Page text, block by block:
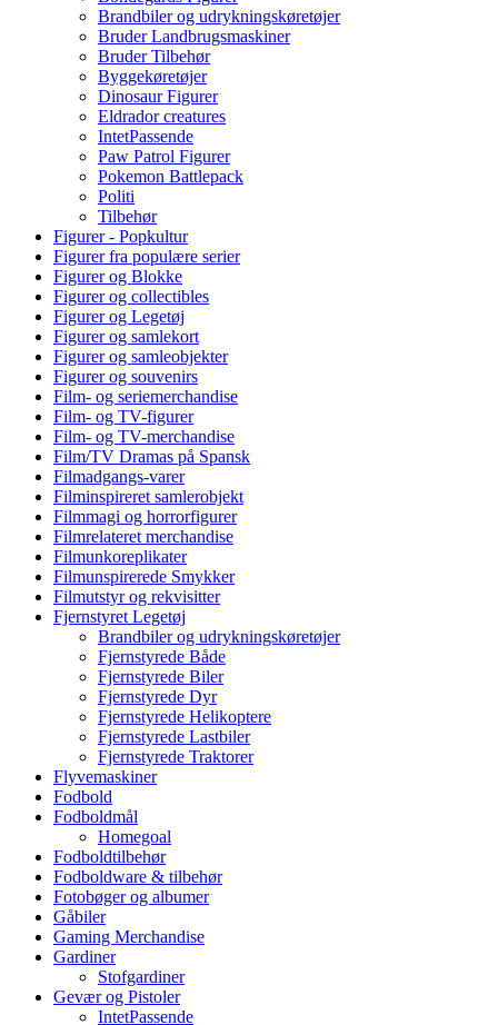
Brandbiler og udrykningskøretøjer
Bruder Landbrugsmaskiner
Bruder Tilbehør
Byggekøretøjer
Dinosaur Figurer
Eldrador creatures
IntetPassende
Paw Patrol Figurer
Pokemon Battlepack
Politi
Tilbehør
Figurer - Popkultur
Figurer fra populære serier
Figurer og Blokke
Figurer og collectibles
Figurer og Legetøj
Figurer og samlekort
Figurer og samleobjekter
Figurer og souvenirs
Film- og seriemerchandise
Film- og TV-figurer
Film- og TV-merchandise
Film/TV Dramas på Spansk
Filmadgangs-varer
Filminspireret samlerobjekt
Filmmagi og horrorfigurer
Filmrelateret merchandise
Filmunkoreplikater
Filmunspirerede Smykker
Filmutstyr og rekvisitter
Fjernstyret Legetøj
Brandbiler og udrykningskøretøjer
Fjernstyrede Både
Fjernstyrede Biler
Fjernstyrede Dyr
Fjernstyrede Helikoptere
Fjernstyrede Lastbiler
Fjernstyrede Traktorer
Flyvemaskiner
Fodbold
Fodboldmål
Homegoal
Fodboldtilbehør
Fodboldware & tilbehør
Fotobøger og albumer
Gåbiler
Gaming Merchandise
Gardiner
Stofgardiner
Gevær og Pistoler
IntetPassende